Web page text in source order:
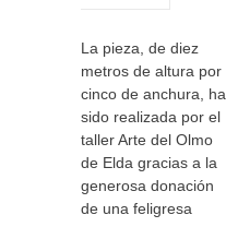
La pieza, de diez
metros de altura por
cinco de anchura, ha
sido realizada por el
taller Arte del Olmo
de Elda gracias a la
generosa donación
de una feligresa